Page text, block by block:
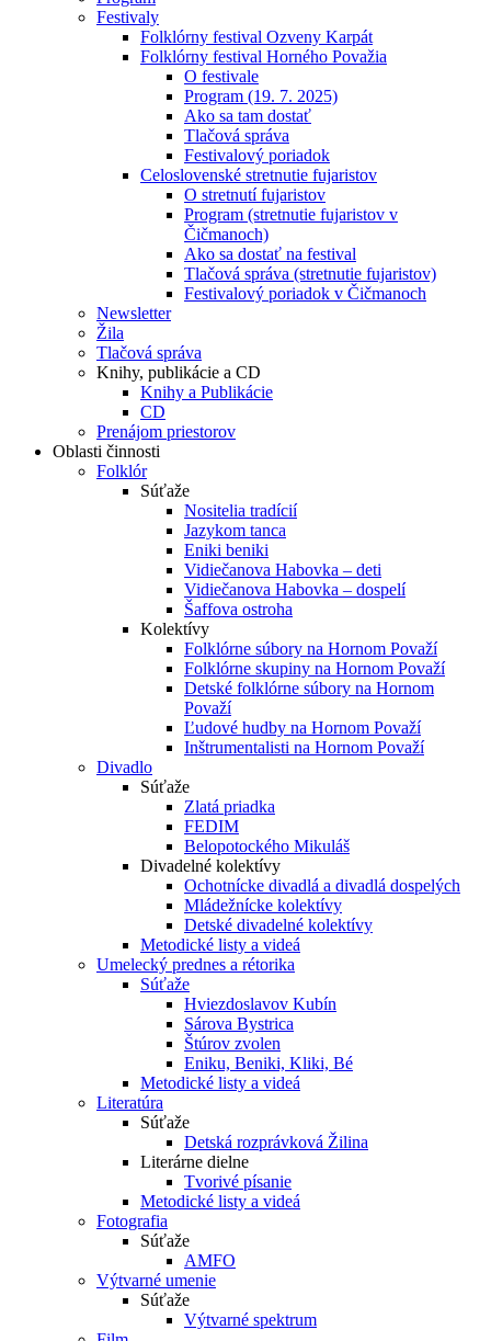
Festivaly
Folklórny festival Ozveny Karpát
Folklórny festival Horného Považia
O festivale
Program (19. 7. 2025)
Ako sa tam dostať
Tlačová správa
Festivalový poriadok
Celoslovenské stretnutie fujaristov
O stretnutí fujaristov
Program (stretnutie fujaristov v
Čičmanoch)
Ako sa dostať na festival
Tlačová správa (stretnutie fujaristov)
Festivalový poriadok v Čičmanoch
Newsletter
Žila
Tlačová správa
Knihy, publikácie a CD
Knihy a Publikácie
CD
Prenájom priestorov
Oblasti činnosti
Folklór
Súťaže
Nositelia tradícií
Jazykom tanca
Eniki beniki
Vidiečanova Habovka – deti
Vidiečanova Habovka – dospelí
Šaffova ostroha
Kolektívy
Folklórne súbory na Hornom Považí
Folklórne skupiny na Hornom Považí
Detské folklórne súbory na Hornom
Považí
Ľudové hudby na Hornom Považí
Inštrumentalisti na Hornom Považí
Divadlo
Súťaže
Zlatá priadka
FEDIM
Belopotockého Mikuláš
Divadelné kolektívy
Ochotnícke divadlá a divadlá dospelých
Mládežnícke kolektívy
Detské divadelné kolektívy
Metodické listy a videá
Umelecký prednes a rétorika
Súťaže
Hviezdoslavov Kubín
Sárova Bystrica
Štúrov zvolen
Eniku, Beniki, Kliki, Bé
Metodické listy a videá
Literatúra
Súťaže
Detská rozprávková Žilina
Literárne dielne
Tvorivé písanie
Metodické listy a videá
Fotografia
Súťaže
AMFO
Výtvarné umenie
Súťaže
Výtvarné spektrum